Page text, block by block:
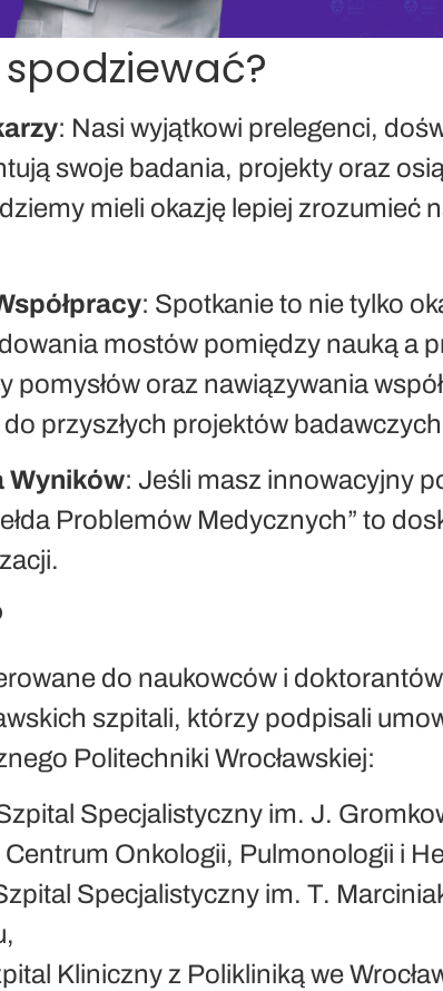
: Nasi wyjątkowi prelegenci,
swoje badania, projekty oraz
mieli okazję lepiej zrozumieć
: Spotkanie to nie tylko
mostów pomiędzy nauką a
pomysłów oraz nawiązywania
przyszłych projektów
Wyników: Jeśli masz innowacyjny
Problemów Medycznych” to
do naukowców i
szpitali, którzy podpisali
Politechniki Wrocławskiej:
Specjalistyczny im. J.
Onkologii, Pulmonologii i
Specjalistyczny im. T.
Kliniczny z Polikliniką we